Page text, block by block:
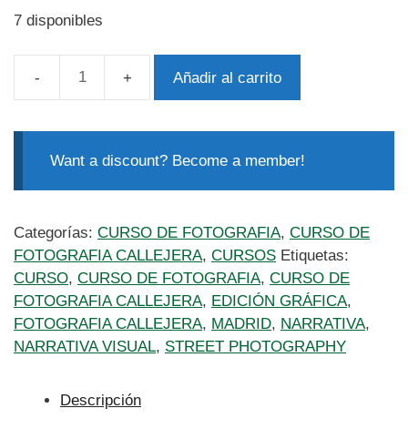
7 disponibles
la
Calle
de
Edición
y
Narrativa
Visual
en
Añadir al carrito
Want a discount? Become a member!
Categorías: CURSO DE FOTOGRAFIA, CURSO DE
FOTOGRAFIA CALLEJERA, CURSOS Etiquetas:
CURSO, CURSO DE FOTOGRAFIA, CURSO DE
FOTOGRAFIA CALLEJERA, EDICIÓN GRÁFICA,
FOTOGRAFIA CALLEJERA, MADRID, NARRATIVA,
NARRATIVA VISUAL, STREET PHOTOGRAPHY
Descripción